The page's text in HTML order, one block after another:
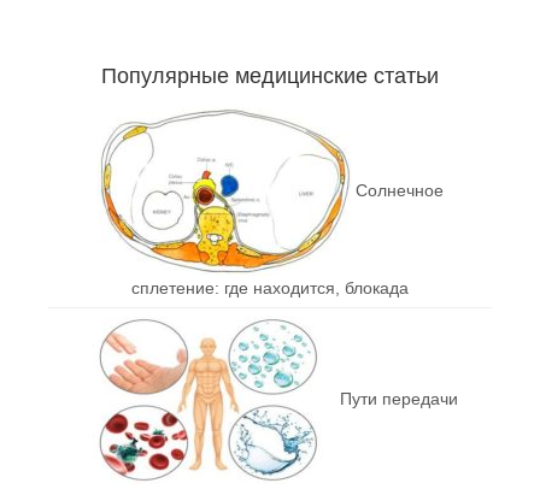
Популярные медицинские статьи
Солнечное
сплетение: где находится, блокада
Пути передачи